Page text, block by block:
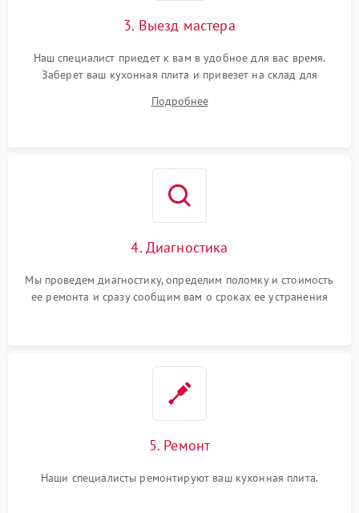
3. Выезд мастера
Наш специалист приедет к вам в удобное для вас время.
Заберет ваш кухонная плита и привезет на склад для
Подробнее
4. Диагностика
Мы проведем диагностику, определим поломку и стоимость
ее ремонта и сразу сообщим вам о сроках ее устранения
5. Ремонт
Наши специалисты ремонтируют ваш кухонная плита.